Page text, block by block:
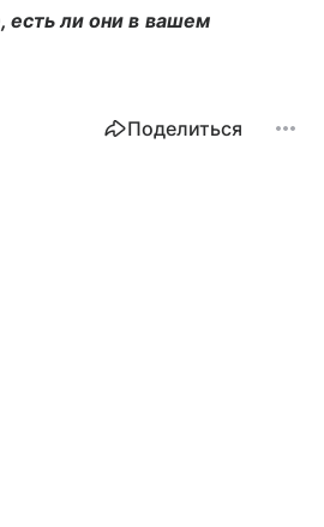
ли они в вашем
Поделиться